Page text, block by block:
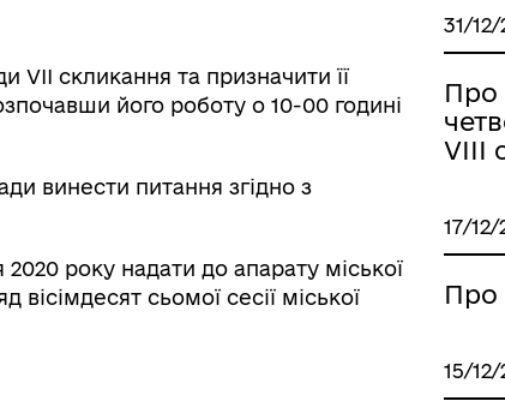
VIІ скликання та призначити її
його роботу о 10-00 годині
винести питання згідно з
року надати до апарату міської
сьомої сесії міської
31/12/
Про
VIІI
17/12/
Про
15/12/